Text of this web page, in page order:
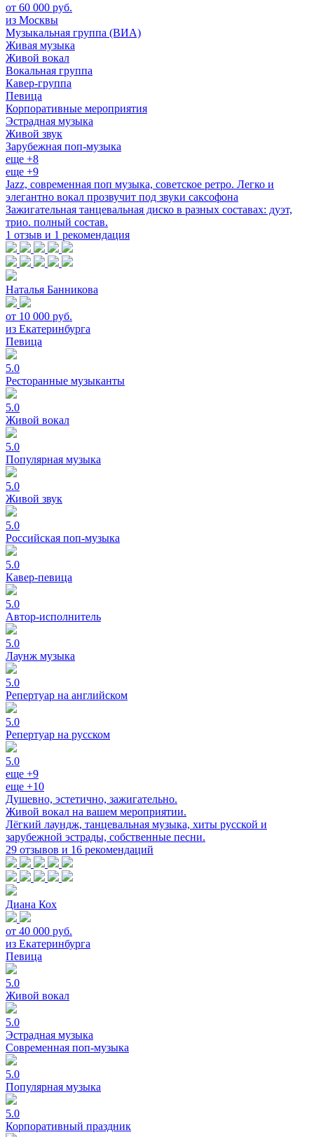
от 60 000 руб.
из Москвы
Музыкальная группа (ВИА)
Живая музыка
Живой вокал
Вокальная группа
Кавер-группа
Певица
Корпоративные мероприятия
Эстрадная музыка
Живой звук
Зарубежная поп-музыка
еще +8
еще +9
Jazz, современная поп музыка, советское ретро. Легко и
элегантно вокал прозвучит под звуки саксофона
Зажигательная танцевальная диско в разных составах: дуэт,
трио. полный состав.
1 отзыв и 1 рекомендация
Наталья Банникова
от 10 000 руб.
из Екатеринбурга
Певица
5.0
Ресторанные музыканты
5.0
Живой вокал
5.0
Популярная музыка
5.0
Живой звук
5.0
Российская поп-музыка
5.0
Кавер-певица
5.0
Автор-исполнитель
5.0
Лаунж музыка
5.0
Репертуар на английском
5.0
Репертуар на русском
5.0
еще +9
еще +10
Душевно, эстетично, зажигательно.
Живой вокал на вашем мероприятии.
Лёгкий лаундж, танцевальная музыка, хиты русской и
зарубежной эстрады, собственные песни.
29 отзывов и 16 рекомендаций
Диана Кох
от 40 000 руб.
из Екатеринбурга
Певица
5.0
Живой вокал
5.0
Эстрадная музыка
Современная поп-музыка
5.0
Популярная музыка
5.0
Корпоративный праздник